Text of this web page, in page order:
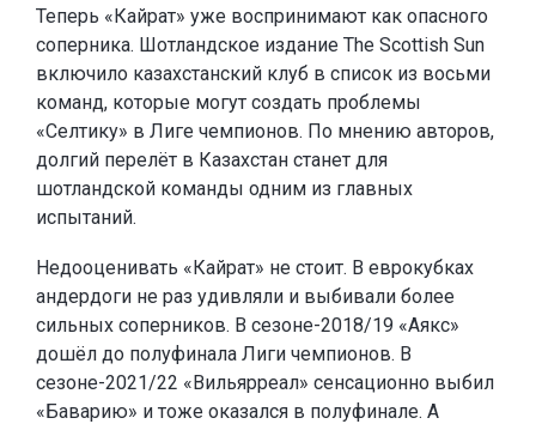
Теперь «Кайрат» уже воспринимают как опасного
соперника. Шотландское издание The Scottish Sun
включило казахстанский клуб в список из восьми
команд, которые могут создать проблемы
«Селтику» в Лиге чемпионов. По мнению авторов,
долгий перелёт в Казахстан станет для
шотландской команды одним из главных
испытаний.
Недооценивать «Кайрат» не стоит. В еврокубках
андердоги не раз удивляли и выбивали более
сильных соперников. В сезоне-2018/19 «Аякс»
дошёл до полуфинала Лиги чемпионов. В
сезоне-2021/22 «Вильярреал» сенсационно выбил
«Баварию» и тоже оказался в полуфинале. А